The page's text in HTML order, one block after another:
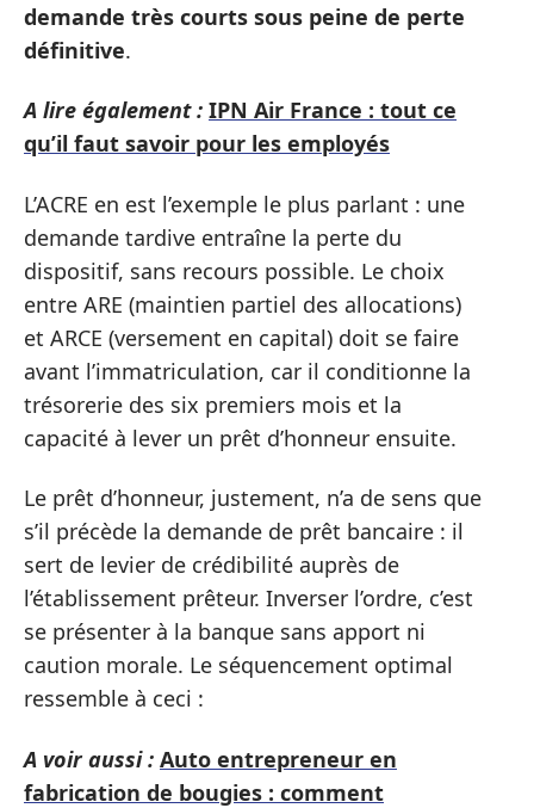
demande très courts sous peine de perte
définitive.
A lire également : IPN Air France : tout ce
qu’il faut savoir pour les employés
L’ACRE en est l’exemple le plus parlant : une
demande tardive entraîne la perte du
dispositif, sans recours possible. Le choix
entre ARE (maintien partiel des allocations)
et ARCE (versement en capital) doit se faire
avant l’immatriculation, car il conditionne la
trésorerie des six premiers mois et la
capacité à lever un prêt d’honneur ensuite.
Le prêt d’honneur, justement, n’a de sens que
s’il précède la demande de prêt bancaire : il
sert de levier de crédibilité auprès de
l’établissement prêteur. Inverser l’ordre, c’est
se présenter à la banque sans apport ni
caution morale. Le séquencement optimal
ressemble à ceci :
A voir aussi : Auto entrepreneur en
fabrication de bougies : comment